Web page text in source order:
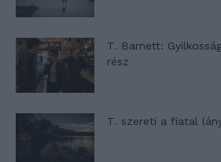
T. Barnett:
rész
T. szereti a fiatal